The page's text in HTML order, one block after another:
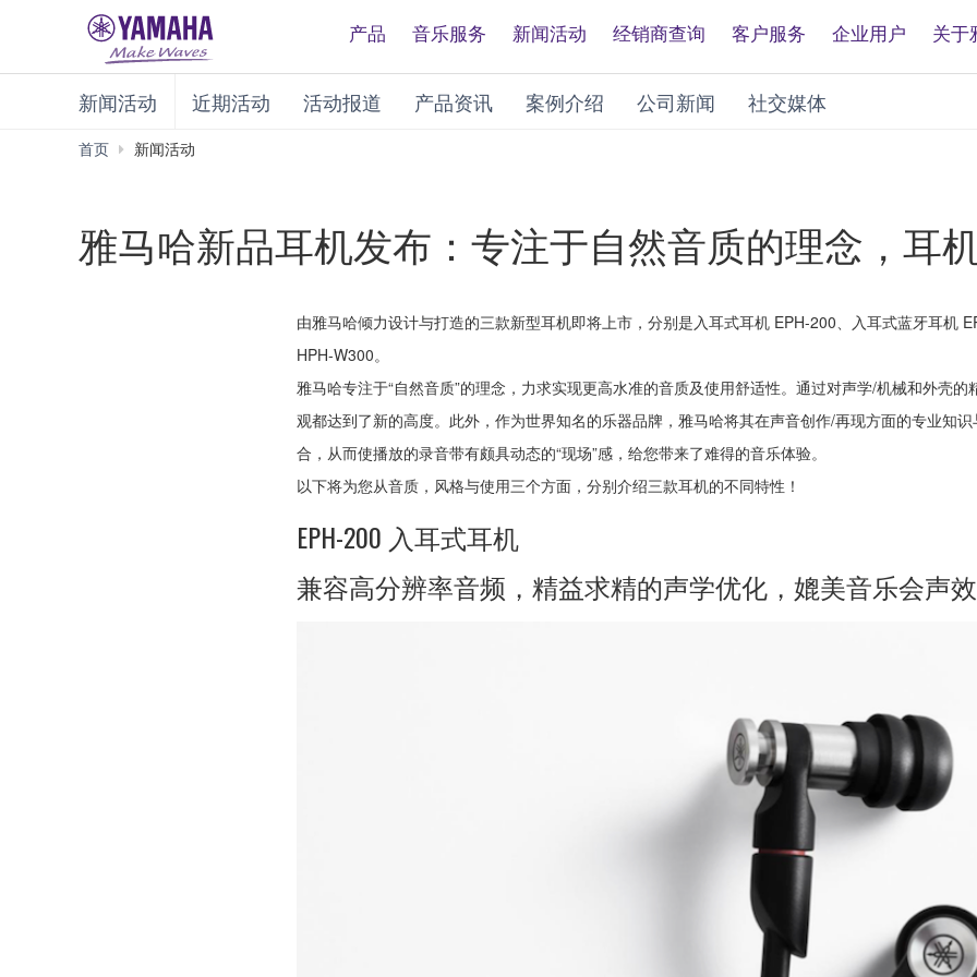
产品 音乐服务 新闻活动 经销商查询 客户服务 企业用户 关于
新闻活动 近期活动 活动报道 产品资讯 案例介绍 公司新闻 社交媒体
首页 新闻活动
雅马哈新品耳机发布：专注于自然音质的理念，耳
由雅马哈倾力设计与打造的三款新型耳机即将上市，分别是入耳式耳机 EPH-200、入耳式蓝牙耳机
HPH-W300。
雅马哈专注于“自然音质”的理念，力求实现更高水准的音质及使用舒适性。通过对声学/机械和外壳
观都达到了新的高度。此外，作为世界知名的乐器品牌，雅马哈将其在声音创作/再现方面的专业知
合，从而使播放的录音带有颇具动态的“现场”感，给您带来了难得的音乐体验。
以下将为您从音质，风格与使用三个方面，分别介绍三款耳机的不同特性！
EPH-200 入耳式耳机
兼容高分辨率音频，精益求精的声学优化，媲美音乐会声